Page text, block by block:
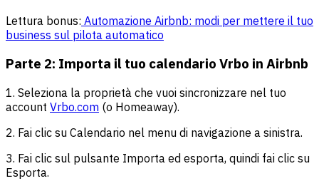
Lettura bonus: Automazione Airbnb: modi per mettere il tuo
business sul pilota automatico
Parte 2: Importa il tuo calendario Vrbo in Airbnb
1. Seleziona la proprietà che vuoi sincronizzare nel tuo
account Vrbo.com (o Homeaway).
2. Fai clic su Calendario nel menu di navigazione a sinistra.
3. Fai clic sul pulsante Importa ed esporta, quindi fai clic su
Esporta.